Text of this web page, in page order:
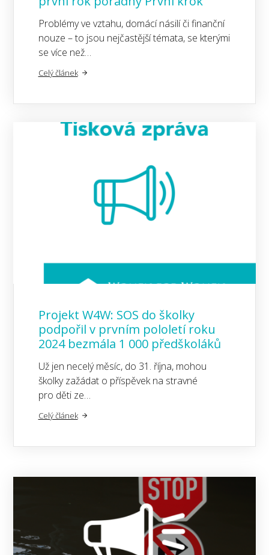
Problémy ve vztahu, domácí násilí či finanční
nouze – to jsou nejčastější témata, se kterými
se více než…
Celý článek
Projekt W4W: SOS do školky
podpořil v prvním pololetí roku
2024 bezmála 1 000 předškoláků
Už jen necelý měsíc, do 31. října, mohou
školky zažádat o příspěvek na stravné
pro děti ze…
Celý článek